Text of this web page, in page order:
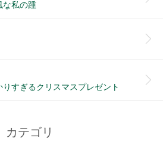
な私の踵
すぎるクリスマスプレゼント
カテゴリ